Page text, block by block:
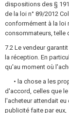
dispositions des §
de la loi n° 89/2012
conformément à la loi
consommateurs, telle
7.2 Le vendeur
la réception. En
qu'au moment où
• la chose a les
d'accord, celles que
l'acheteur attendait
publicité faite par eux,